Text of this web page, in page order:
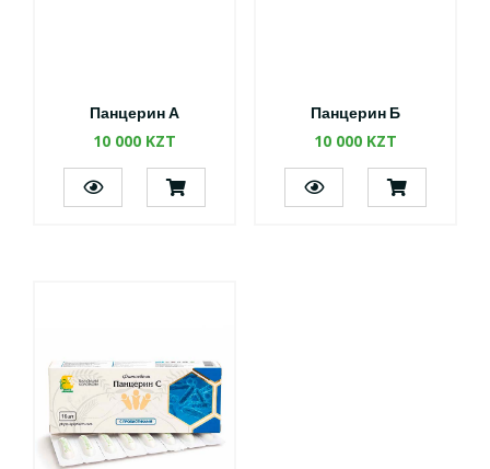
Панцерин А
10 000 KZT
Панцерин Б
10 000 KZT